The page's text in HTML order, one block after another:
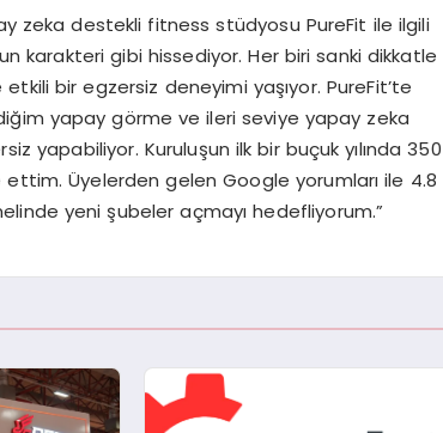
zeka destekli fitness stüdyosu PureFit ile ilgili
karakteri gibi hissediyor. Her biri sanki dikkatle
bir egzersiz deneyimi yaşıyor. PureFit’te
yapay görme ve ileri seviye yapay zeka
yapabiliyor. Kuruluşun ilk bir buçuk yılında 350
Üyelerden gelen Google yorumları ile 4.8
yeni şubeler açmayı hedefliyorum.”